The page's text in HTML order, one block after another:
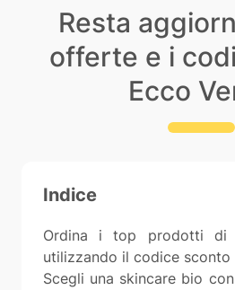
Resta
offerte e i
Ecco
Indice
Ordina i top prodotti di
utilizzando il codice sconto
Scegli una skincare bio